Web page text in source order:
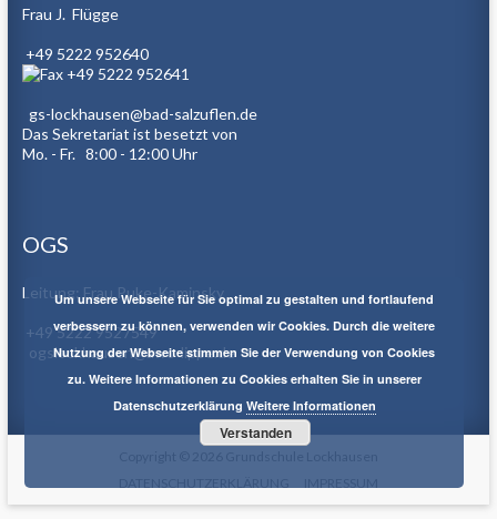
Frau J. Flügge
+49 5222 952640
+49 5222 952641
gs-lockhausen@bad-salzuflen.de
Das Sekretariat ist besetzt von
Mo. - Fr. 8:00 - 12:00 Uhr
OGS
Leitung: Frau Puke-Kaminsky
+49 5222 9527549
ogslockhausen@awo-lippe.de
Um unsere Webseite für Sie optimal zu gestalten und fortlaufend
verbessern zu können, verwenden wir Cookies. Durch die weitere
Nutzung der Webseite stimmen Sie der Verwendung von Cookies
zu. Weitere Informationen zu Cookies erhalten Sie in unserer
Datenschutzerklärung Weitere Informationen
Verstanden